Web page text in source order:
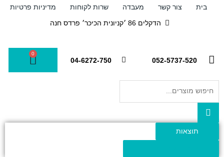
בית צור קשר מעבדה שרות לקוחות
מדיניות פרטיות
הדקלים 86 ׳קניונית הכיכר׳ פרדס חנה
052-5737-520
04-6272-750
0
עגלת
קניות
תוצאות